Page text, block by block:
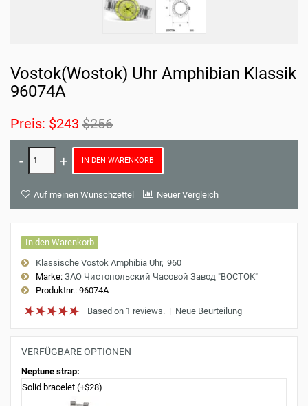
Vostok(Wostok) Uhr Amphibian Klassik
96074A
Preis: $243 $256
IN DEN WARENKORB
Auf meinen Wunschzettel Neuer Vergleich
In den Warenkorb
Klassische Vostok Amphibia Uhr 960
Marke: ЗАО Чистопольский Часовой Завод "ВОСТОК"
Produktnr.: 96074A
Based on 1 reviews. | Neue Beurteilung
VERFÜGBARE OPTIONEN
Neptune strap:
Solid bracelet (+$28)